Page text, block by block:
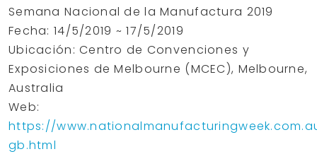
Semana Nacional de la Manufactura 2019
Fecha: 14/5/2019 ~ 17/5/2019
Ubicación: Centro de Convenciones y
Exposiciones de Melbourne (MCEC), Melbourne,
Australia
Web:
https://
gb.html